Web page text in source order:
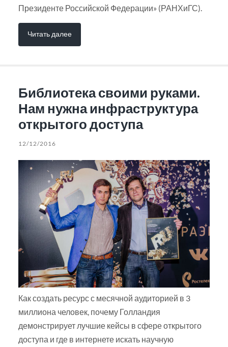
Президенте Российской Федерации» (РАНХиГС).
Читать далее
Библиотека своими руками.
Нам нужна инфраструктура
открытого доступа
12/12/2016
Как создать ресурс с месячной аудиторией в 3
миллиона человек, почему Голландия
демонстрирует лучшие кейсы в сфере открытого
доступа и где в интернете искать научную